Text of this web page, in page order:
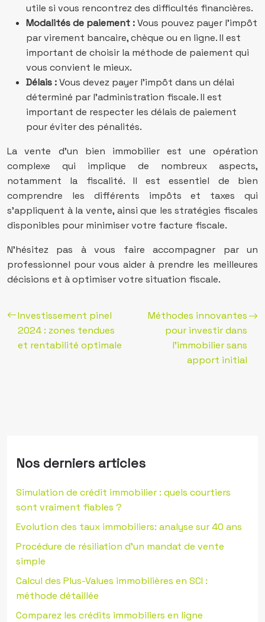
utile si vous rencontrez des difficultés financières.
Modalités de paiement :Vous pouvez payer l’impôt
par virement bancaire, chèque ou en ligne. Il est
important de choisir la méthode de paiement qui
vous convient le mieux.
Délais :Vous devez payer l’impôt dans un délai
déterminé par l’administration fiscale. Il est
important de respecter les délais de paiement
pour éviter des pénalités.
La vente d’un bien immobilier est une opération
complexe qui implique de nombreux aspects,
notamment la fiscalité. Il est essentiel de bien
comprendre les différents impôts et taxes qui
s’appliquent à la vente, ainsi que les stratégies fiscales
disponibles pour minimiser votre facture fiscale.
N’hésitez pas à vous faire accompagner par un
professionnel pour vous aider à prendre les meilleures
décisions et à optimiser votre situation fiscale.
Investissement pinel
2024 : zones tendues
et rentabilité optimale
Méthodes innovantes
pour investir dans
l’immobilier sans
apport initial
Nos derniers articles
Simulation de crédit immobilier : quels courtiers
sont vraiment fiables ?
Evolution des taux immobiliers: analyse sur 40 ans
Procédure de résiliation d’un mandat de vente
simple
Calcul des Plus-Values immobilières en SCI :
méthode détaillée
Comparez les crédits immobiliers en ligne